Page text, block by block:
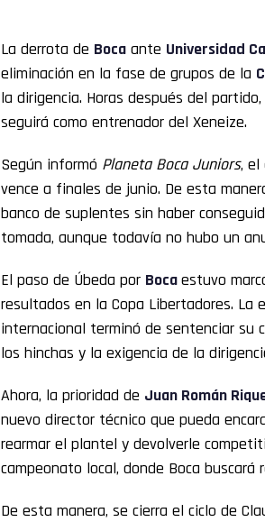
La derrota de Boca ante Universidad
eliminación en la fase de grupos de la
la dirigencia. Horas después del
seguirá como entrenador del Xeneize.
Según informó Planeta Boca Juniors, el
vence a finales de junio. De esta
banco de suplentes sin haber
tomada, aunque todavía no hubo un
El paso de Úbeda por Bocaestuvo
resultados en la Copa Libertadores. La
internacional terminó de sentenciar su
los hinchas y la exigencia de la
Ahora, la prioridad de Juan Román
nuevo director técnico que pueda
rearmar el plantel y devolverle
campeonato local, donde Boca buscará
De esta manera, se cierra el ciclo de